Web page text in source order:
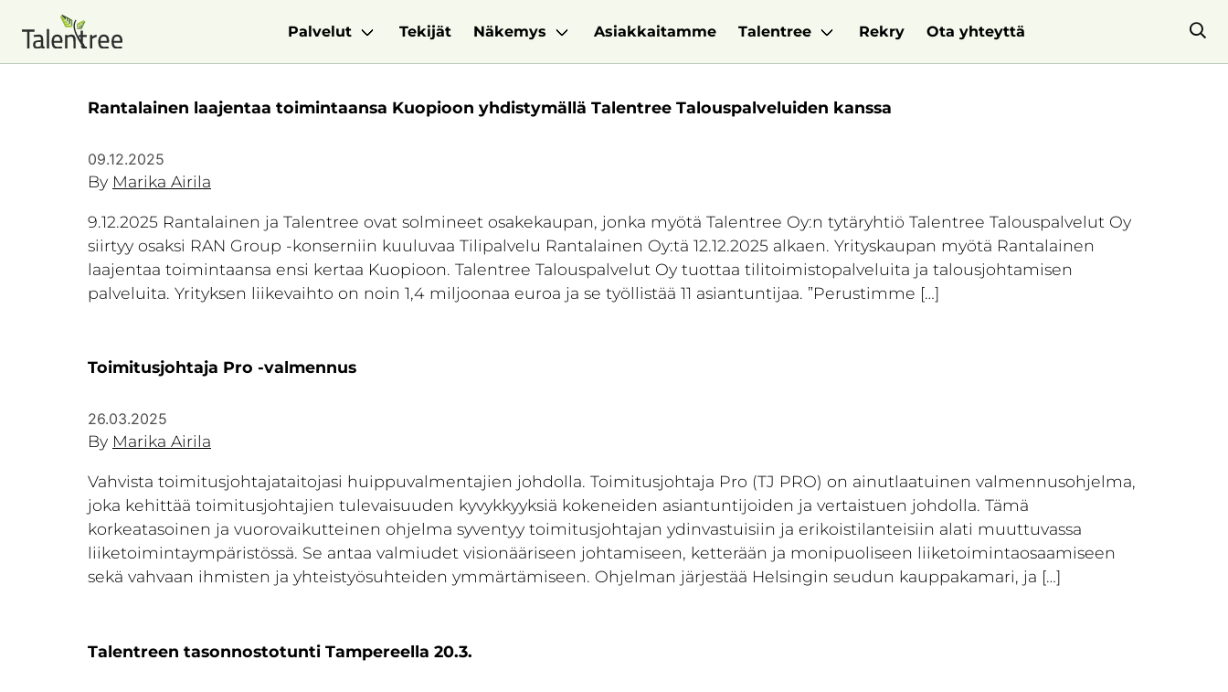
Palvelut Tekijät Näkemys Asiakkaitamme Talentree Rekry Ota yhteyttä
Rantalainen laajentaa toimintaansa Kuopioon yhdistymällä Talentree Talouspalveluiden kanssa
09.12.2025
By Marika Airila
9.12.2025 Rantalainen ja Talentree ovat solmineet osakekaupan, jonka myötä Talentree Oy:n tytäryhtiö Talentree Talouspalvelut Oy
siirtyy osaksi RAN Group -konserniin kuuluvaa Tilipalvelu Rantalainen Oy:tä 12.12.2025 alkaen. Yrityskaupan myötä Rantalainen
laajentaa toimintaansa ensi kertaa Kuopioon. Talentree Talouspalvelut Oy tuottaa tilitoimistopalveluita ja talousjohtamisen
palveluita. Yrityksen liikevaihto on noin 1,4 miljoonaa euroa ja se työllistää 11 asiantuntijaa. ”Perustimme […]
Toimitusjohtaja Pro -valmennus
26.03.2025
By Marika Airila
Vahvista toimitusjohtajataitojasi huippuvalmentajien johdolla. Toimitusjohtaja Pro (TJ PRO) on ainutlaatuinen valmennusohjelma,
joka kehittää toimitusjohtajien tulevaisuuden kyvykkyyksiä kokeneiden asiantuntijoiden ja vertaistuen johdolla. Tämä
korkeatasoinen ja vuorovaikutteinen ohjelma syventyy toimitusjohtajan ydinvastuisiin ja erikoistilanteisiin alati muuttuvassa
liiketoimintaympäristössä. Se antaa valmiudet visionääriseen johtamiseen, ketterään ja monipuoliseen liiketoimintaosaamiseen
sekä vahvaan ihmisten ja yhteistyösuhteiden ymmärtämiseen. Ohjelman järjestää Helsingin seudun kauppakamari, ja […]
Talentreen tasonnostotunti Tampereella 20.3.